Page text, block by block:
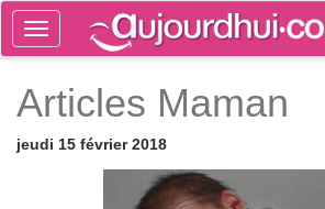
Toggle
navigation
Articles Maman
jeudi 15 février 2018